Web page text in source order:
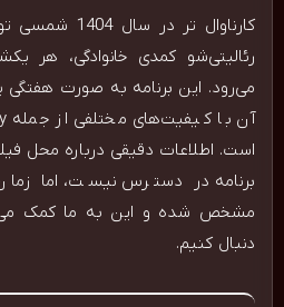
کارناوال تر
می‌رود. این برنامه به صورت
است. اطلاعات دقیقی درباره محل
برنامه در دسترس نیست، اما
مشخص شده و این به ما کمک
دنبال کنیم.